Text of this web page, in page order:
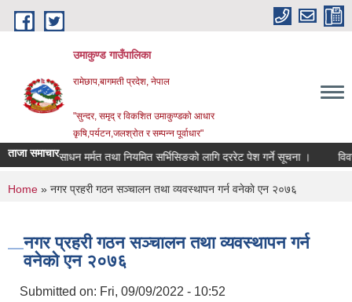
Skip to main content
उमाकुण्ड गाउँपालिका
रामेछाप,बागमती प्रदेश, नेपाल
"सुन्दर, समृद् र विकशित उमाकुण्डको आधार
कृषि,पर्यटन,जलश्रोत र सम्पन्न पूर्वाधार"
ताजा समाचार
सवारी साधन मर्मत तथा नियमित सर्भिसिङको लागि दररेट पेश गर्ने सूचना । विवरण
You are here
Home » नगर प्रहरी गठन सञ्चालन तथा व्यवस्थापन गर्न वनेकाे एन २०७६
नगर प्रहरी गठन सञ्चालन तथा व्यवस्थापन गर्न
वनेकाे एन २०७६
Submitted on: Fri, 09/09/2022 - 10:52